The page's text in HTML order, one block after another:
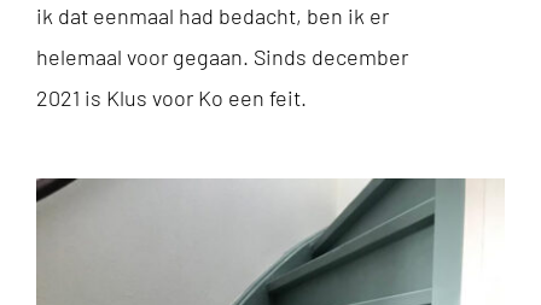
ik dat eenmaal had bedacht, ben ik er
helemaal voor gegaan. Sinds december
2021 is Klus voor Ko een feit.